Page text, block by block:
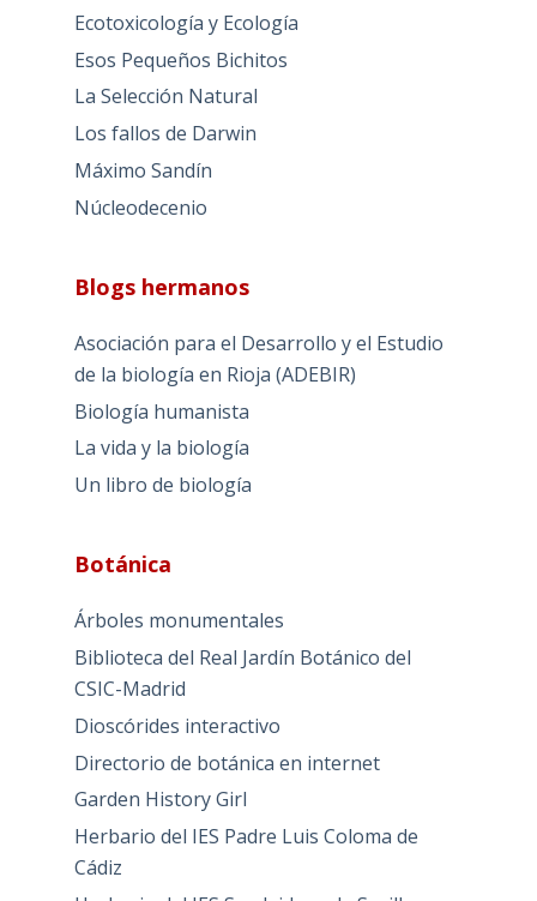
Ecotoxicología y Ecología
Esos Pequeños Bichitos
La Selección Natural
Los fallos de Darwin
Máximo Sandín
Núcleodecenio
Blogs hermanos
Asociación para el Desarrollo y el Estudio
de la biología en Rioja (ADEBIR)
Biología humanista
La vida y la biología
Un libro de biología
Botánica
Árboles monumentales
Biblioteca del Real Jardín Botánico del
CSIC-Madrid
Dioscórides interactivo
Directorio de botánica en internet
Garden History Girl
Herbario del IES Padre Luis Coloma de
Cádiz